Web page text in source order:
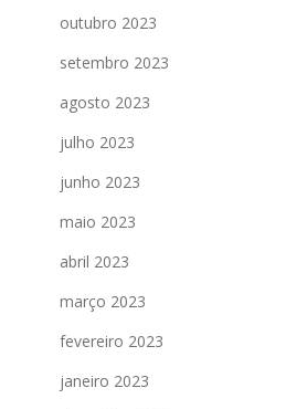
outubro 2023
setembro 2023
agosto 2023
julho 2023
junho 2023
maio 2023
abril 2023
março 2023
fevereiro 2023
janeiro 2023